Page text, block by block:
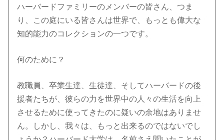
ハーバードファミリーのメンバーの皆さん、つま
り、この庭にいる皆さんは世界で、もっとも偉大な
知的能力のコレクションの一つです。
何のために？
教職員、卒業生達、生徒達、そしてハーバードの後
援者たちが、彼らの力を世界中の人々の生活を向上
させるために使ってきたのに疑いの余地はありませ
ん。しかし、我々は、もっと出来るのではないでし